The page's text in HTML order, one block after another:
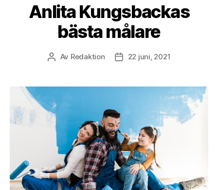
Anlita Kungsbackas
bästa målare
Inläggsförfattare
Av Redaktion Inläggsdatum
22 juni, 2021